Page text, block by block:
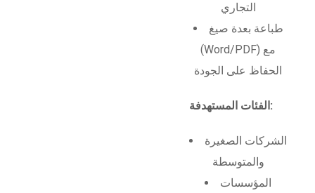
التجاري
طباعة بعدة صيغ
(Word/PDF) مع
الحفاظ على الجودة
الفئات المستهدفة:
الشركات الصغيرة
والمتوسطة
المؤسسات